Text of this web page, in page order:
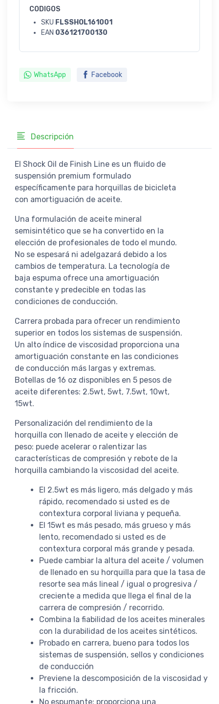
CODIGOS
SKU FLSSHOL161001
EAN 036121700130
WhatsApp Facebook
Descripción
El Shock Oil de Finish Line es un fluido de
suspensión premium formulado
específicamente para horquillas de bicicleta
con amortiguación de aceite.
Una formulación de aceite mineral
semisintético que se ha convertido en la
elección de profesionales de todo el mundo.
No se espesará ni adelgazará debido a los
cambios de temperatura. La tecnología de
baja espuma ofrece una amortiguación
constante y predecible en todas las
condiciones de conducción.
Carrera probada para ofrecer un rendimiento
superior en todos los sistemas de suspensión.
Un alto índice de viscosidad proporciona una
amortiguación constante en las condiciones
de conducción más largas y extremas.
Botellas de 16 oz disponibles en 5 pesos de
aceite diferentes: 2.5wt, 5wt, 7.5wt, 10wt,
15wt.
Personalización del rendimiento de la
horquilla con llenado de aceite y elección de
peso: puede acelerar o ralentizar las
características de compresión y rebote de la
horquilla cambiando la viscosidad del aceite.
El 2.5wt es más ligero, más delgado y más
rápido, recomendado si usted es de
contextura corporal liviana y pequeña.
El 15wt es más pesado, más grueso y más
lento, recomendado si usted es de
contextura corporal más grande y pesada.
Puede cambiar la altura del aceite / volumen
de llenado en su horquilla para que la tasa de
resorte sea más lineal / igual o progresiva /
creciente a medida que llega el final de la
carrera de compresión / recorrido.
Combina la fiabilidad de los aceites minerales
con la durabilidad de los aceites sintéticos.
Probado en carrera, bueno para todos los
sistemas de suspensión, sellos y condiciones
de conducción
Previene la descomposición de la viscosidad y
la fricción.
No espumante: proporciona una